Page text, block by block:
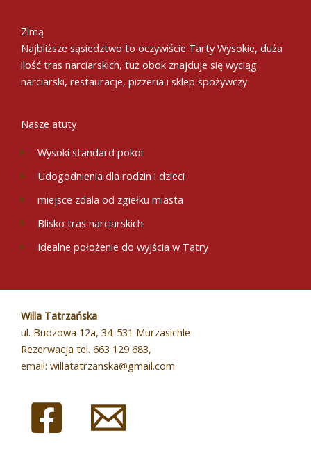
Zimą
Najbliższe sąsiedztwo to oczywiście Tarty Wysokie, duża
ilość tras narciarskich, tuż obok znajduje się wyciąg
narciarski, restauracje, pizzeria i sklep spożywczy
Nasze atuty
Wysoki standard pokoi
Udogodnienia dla rodzin i dzieci
miejsce zdala od zgiełku miasta
Blisko tras narciarskich
Idealne położenie do wyjścia w Tatry
Willa Tatrzańska
ul. Budzowa 12a, 34-531 Murzasichle
Rezerwacja tel. 663 129 683,
email: willatatrzanska@gmail.com